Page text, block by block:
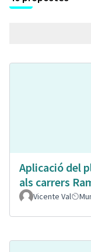
Aplicació del
als carrers
Vicente Val